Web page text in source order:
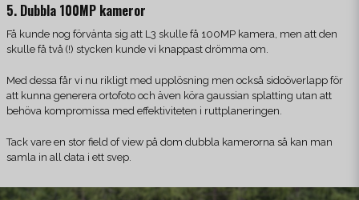
5. Dubbla 100MP kameror
Få kunde nog förvänta sig att L3 skulle få 100MP kamera, men att den
skulle få två (!) stycken kunde vi knappast drömma om.
Med dessa får vi nu rikligt med upplösning men också sidoöverlapp för
att kunna generera ortofoto och även köra gaussian splatting utan att
behöva kompromissa med effektiviteten i ruttplaneringen.
Tack vare en stor field of view på dom dubbla kamerorna så kan man
samla in all data i ett svep.